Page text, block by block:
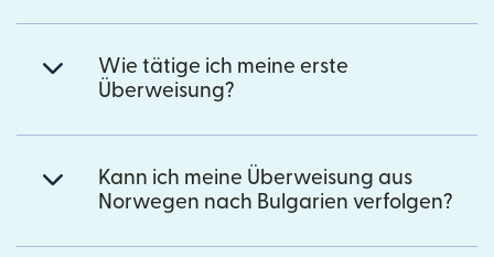
Wie tätige ich meine erste
Überweisung?
Kann ich meine Überweisung aus
Norwegen nach Bulgarien verfolgen?